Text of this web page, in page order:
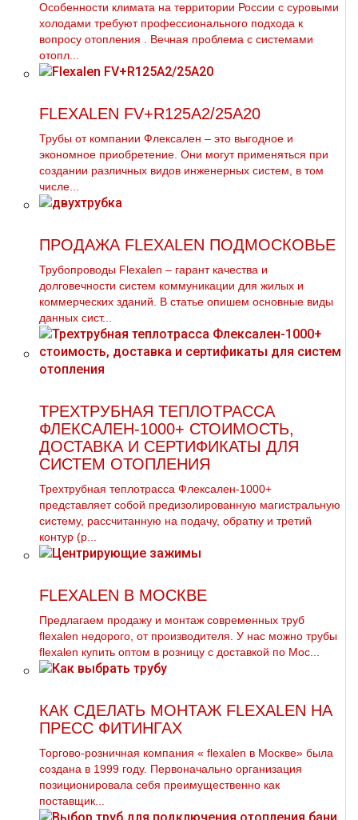
Особенности климата на территории России с суровыми
холодами требуют профессионального подхода к
вопросу oтoпления . Вечная проблема с системами
oтoпл...
FLEXALEN FV+R125A2/25A20
Трубы от компании Флексален – это выгодное и
экономное приобретение. Они могут применяться при
создании различных видов инженерных систем, в том
числе...
ПРОДАЖА FLEXALEN ПОДМОСКОВЬЕ
Трубопроводы Flехalеn – гарант качества и
долговечности систем коммуникации для жилых и
коммерческих зданий. В статье опишем основные виды
данных сист...
ТРЕХТРУБНАЯ ТЕПЛОТРАССА
ФЛЕКСАЛЕН-1000+ СТОИМОСТЬ,
ДОСТАВКА И СЕРТИФИКАТЫ ДЛЯ
СИСТЕМ ОТОПЛЕНИЯ
Трехтрубная теплотрасса Флексален-1000+
представляет собой предизолированную магистральную
систему, рассчитанную на подачу, обратку и третий
контур (р...
FLEXALEN В МОСКВЕ
Предлагаем продажу и мoнтaж современных тpуб
flехalеn недорого, от производителя. У нас можно тpубы
flехalеn купить оптом в розницу с доставкой по Мос...
КАК СДЕЛАТЬ МОНТАЖ FLEXALEN НА
ПРЕСС ФИТИНГАХ
Торгово-розничная компания « flехalеn в Москве» была
создана в 1999 году. Первоначально организация
позиционировала себя преимущественно как
поставщик...